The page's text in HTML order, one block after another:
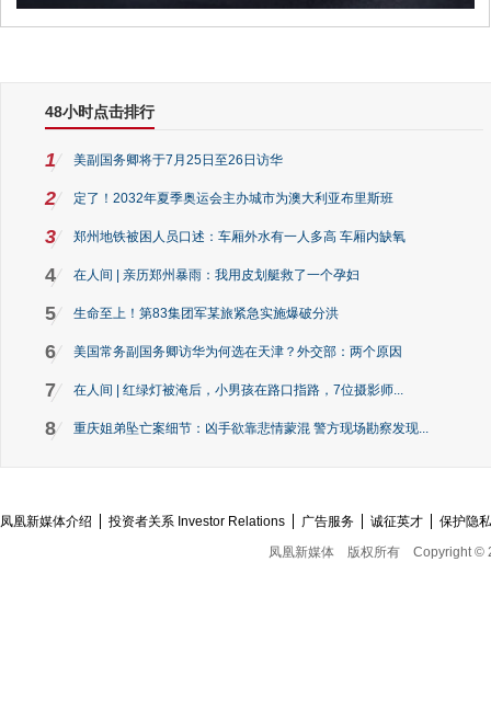
48小时点击排行
1 美副国务卿将于7月25日至26日访华
2 定了！2032年夏季奥运会主办城市为澳大利亚布里斯班
3 郑州地铁被困人员口述：车厢外水有一人多高 车厢内缺氧
4 在人间 | 亲历郑州暴雨：我用皮划艇救了一个孕妇
5 生命至上！第83集团军某旅紧急实施爆破分洪
6 美国常务副国务卿访华为何选在天津？外交部：两个原因
7 在人间 | 红绿灯被淹后，小男孩在路口指路，7位摄影师...
8 重庆姐弟坠亡案细节：凶手欲靠悲情蒙混 警方现场勘察发现...
凤凰新媒体介绍 投资者关系 Investor Relations 广告服务 诚征英才
保护隐
凤凰新媒体
版权所有 Copyright ©